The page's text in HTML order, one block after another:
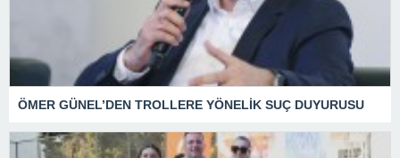
ÖMER GÜNEL’DEN TROLLERE YÖNELİK SUÇ DUYURUSU